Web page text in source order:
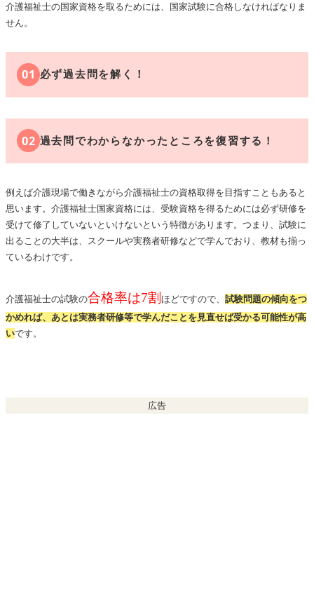
介護福祉士の国家資格を取るためには、国家試験に合格しなければなりま
せん。
01 必ず過去問を解く！
02 過去問でわからなかったところを復習する！
例えば介護現場で働きながら介護福祉士の資格取得を目指すこともあると
思います。介護福祉士国家資格には、受験資格を得るためには必ず研修を
受けて修了していないといけないという特徴があります。つまり、試験に
出ることの大半は、スクールや実務者研修などで学んでおり、教材も揃っ
ているわけです。
介護福祉士の試験の合格率は7割 ほどですので、 試験問題の傾向をつ
かめれば、あとは実務者研修等で学んだことを見直せば受かる可能性が高
いです。
広告